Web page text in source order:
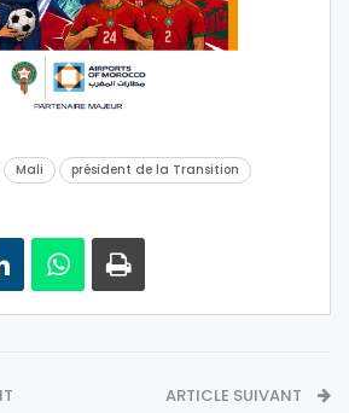
Mali
président de la Transition
ARTICLE SUIVANT